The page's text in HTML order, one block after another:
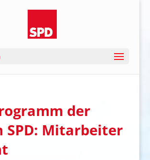
der
SPD: Mitarbeiter